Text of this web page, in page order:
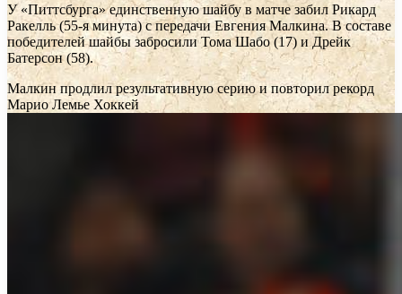
У «Питтсбурга» единственную шайбу в матче забил Рикард
Ракелль (55-я минута) с передачи Евгения Малкина. В составе
победителей шайбы забросили Тома Шабо (17) и Дрейк
Батерсон (58).
Малкин продлил результативную серию и повторил рекорд
Марио Лемье Хоккей